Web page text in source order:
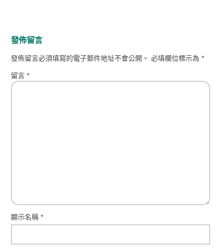
發佈留言
發佈留言必須填寫的電子郵件地址不會公開。 必填欄位標示為*
留言*
顯示名稱*